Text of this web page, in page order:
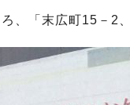
、「末広町15－2